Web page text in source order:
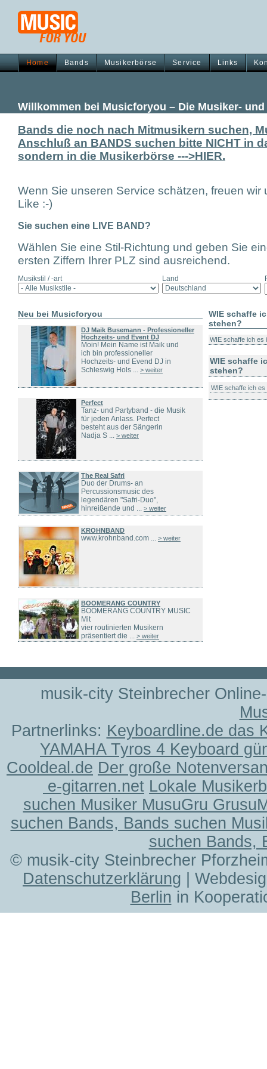
Home Bands Musikerbörse Service Links
Willkommen bei Musicforyou – Die Musiker-
Bands die noch nach Mitmusikern suchen,
Anschluß an BANDS suchen bitte NICHT in
sondern in die Musikerbörse --->HIER.
Wenn Sie unseren Service schätzen, freuen
Like :-)
Sie suchen eine LIVE BAND?
Wählen Sie eine Stil-Richtung und geben Sie
ersten Ziffern Ihrer PLZ sind ausreichend.
Musikstil / -art Land
Neu bei Musicforyou
DJ Maik Busemann - Professioneller
Hochzeits- und Event DJ
Moin! Mein Name ist Maik und
ich bin professioneller
Hochzeits- und Evend DJ in
Schleswig Hols ... > weiter
Perfect
Tanz- und Partyband - die Musik
für jeden Anlass. Perfect
besteht aus der Sängerin
Nadja S ... > weiter
The Real Safri
Duo der Drums- an
Percussionsmusic des
legendären "Safri-Duo",
hinreißende und ... > weiter
KROHNBAND
www.krohnband.com ... > weiter
BOOMERANG COUNTRY
BOOMERANG COUNTRY MUSIC
Mit
vier routinierten Musikern
präsentiert die ... > weiter
WIE schaffe
stehen?
WIE schaffe ich es
WIE schaffe
stehen?
WIE schaffe ich
musik-city Steinbrecher
Partnerlinks: Keyboardline.de das
YAMAHA Tyros 4 Keyboard
Cooldeal.de Der große
e-gitarren.net Lokale
suchen Musiker MusuGru
suchen Bands, Bands suchen
suchen Bands,
© musik-city Steinbrecher
Datenschutzerklärung |
Berlin in